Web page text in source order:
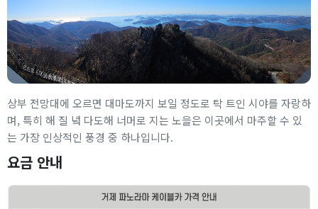
상부 전망대에 오르면 대마도까지 보일 정도로 탁 트인 시야를 자랑하
며, 특히 해 질 녘 다도해 너머로 지는 노을은 이곳에서 마주할 수 있
는 가장 인상적인 풍경 중 하나입니다.
요금 안내